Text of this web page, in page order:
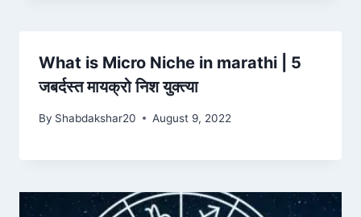
What is Micro Niche in marathi | 5
जबर्दस्त मायक्रो निश युक्त्या
By Shabdakshar20 August 9, 2022